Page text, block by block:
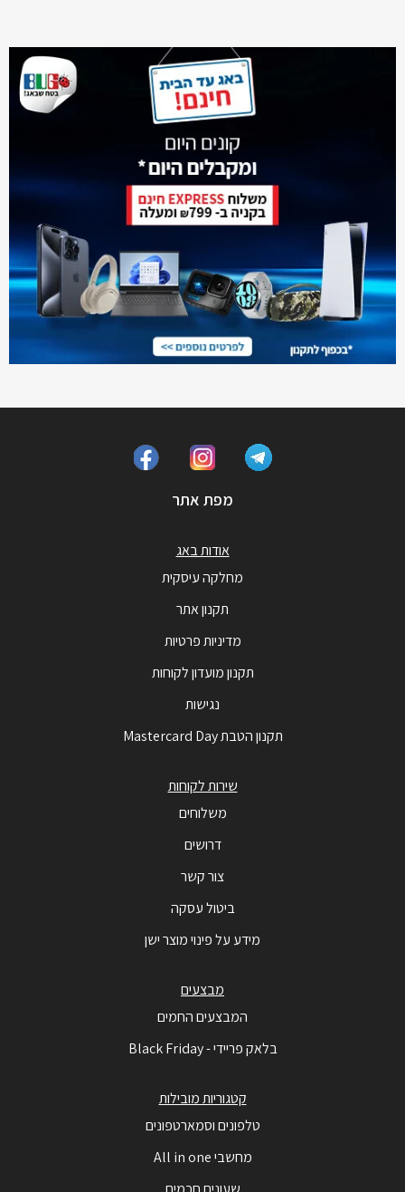
מפת אתר
אודות באג
מחלקה עיסקית
תקנון אתר
מדיניות פרטיות
תקנון מועדון לקוחות
נגישות
תקנון הטבת Mastercard Day
שירות לקוחות
משלוחים
דרושים
צור קשר
ביטול עסקה
מידע על פינוי מוצר ישן
מבצעים
המבצעים החמים
בלאק פריידי - Black Friday
קטגוריות מובילות
טלפונים וסמארטפונים
מחשבי All in one